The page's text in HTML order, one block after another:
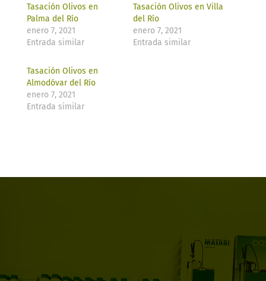
Tasación Olivos en
Palma del Río
enero 7, 2021
Entrada similar
Tasación Olivos en Villa
del Río
enero 7, 2021
Entrada similar
Tasación Olivos en
Almodóvar del Río
enero 7, 2021
Entrada similar